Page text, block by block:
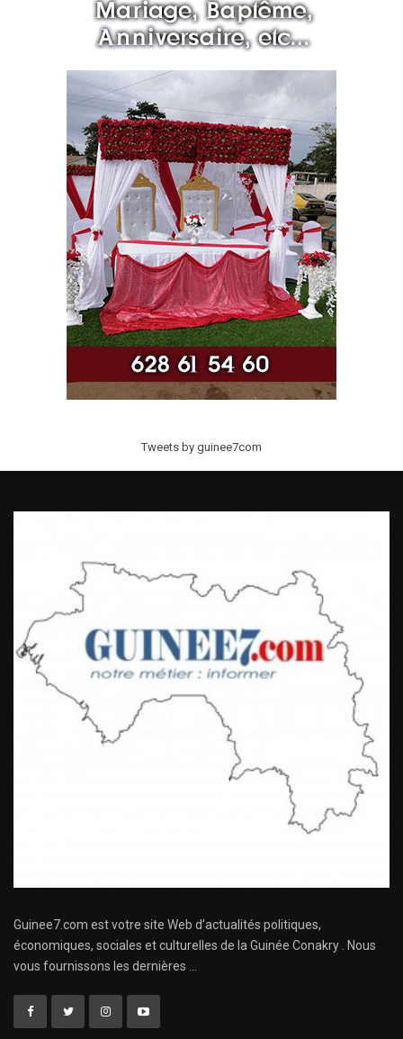
Tweets by guinee7com
Guinee7.com est votre site Web d'actualités politiques,
économiques, sociales et culturelles de la Guinée Conakry . Nous
vous fournissons les dernières ...